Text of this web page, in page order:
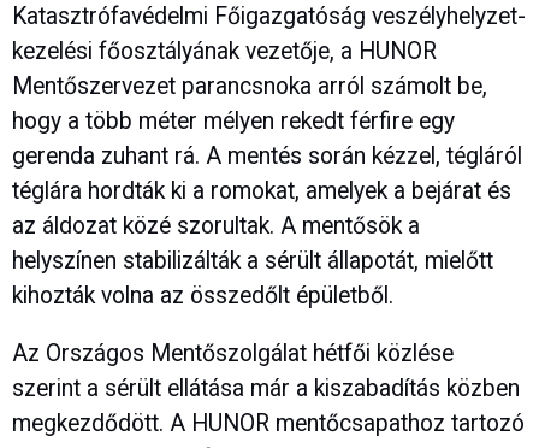
Katasztrófavédelmi Főigazgatóság veszélyhelyzet-
kezelési főosztályának vezetője, a HUNOR
Mentőszervezet parancsnoka arról számolt be,
hogy a több méter mélyen rekedt férfire egy
gerenda zuhant rá. A mentés során kézzel, tégláról
téglára hordták ki a romokat, amelyek a bejárat és
az áldozat közé szorultak. A mentősök a
helyszínen stabilizálták a sérült állapotát, mielőtt
kihozták volna az összedőlt épületből.
Az Országos Mentőszolgálat hétfői közlése
szerint a sérült ellátása már a kiszabadítás közben
megkezdődött. A HUNOR mentőcsapathoz tartozó